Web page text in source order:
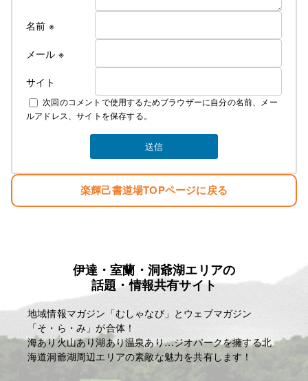
名前 ※
メール ※
サイト
次回のコメントで使用するためブラウザーに自分の名前、メー
ルアドレス、サイトを保存する。
楽輝己書道場TOPページに戻る
伊達・室蘭・洞爺湖エリアの
話題・情報共有サイト
地域情報マガジン「むしゃなび」とウェブマガジン
「そ・ら・み」が合体！
海あり火山あり湖あり温泉あり…ジオパークを擁する北
海道洞爺湖周辺エリアの素敵な魅力を共有します！